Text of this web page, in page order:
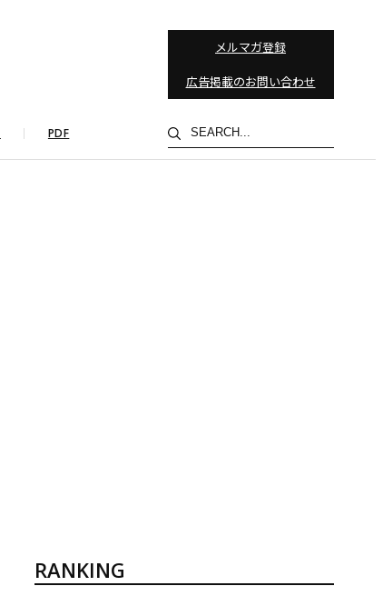
メルマガ登録
広告掲載のお問い合わせ
PDF
検
索
RANKING